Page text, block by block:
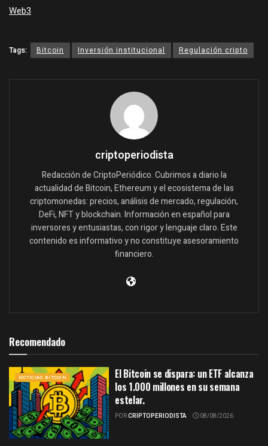
Web3
Tags: Bitcoin Inversión institucional Regulación cripto
criptoperiodista
Redacción de CriptoPeriódico. Cubrimos a diario la
actualidad de Bitcoin, Ethereum y el ecosistema de las
criptomonedas: precios, análisis de mercado, regulación,
DeFi, NFT y blockchain. Información en español para
inversores y entusiastas, con rigor y lenguaje claro. Este
contenido es informativo y no constituye asesoramiento
financiero.
Recomendado
NOTICIAS BITCOIN
El Bitcoin se dispara: un ETF alcanza
los 1.000 millones en su semana
estelar.
PORCRIPTOPERIODISTA 08/08/2026